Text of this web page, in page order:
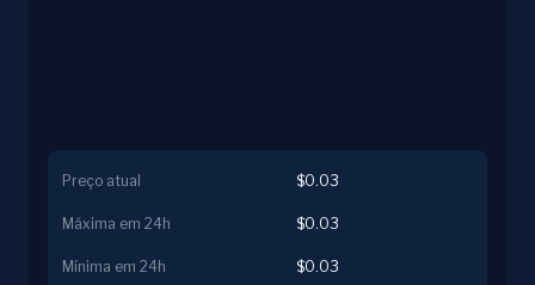
Preço atual $0.03
Máxima em 24h $0.03
Mínima em 24h $0.03